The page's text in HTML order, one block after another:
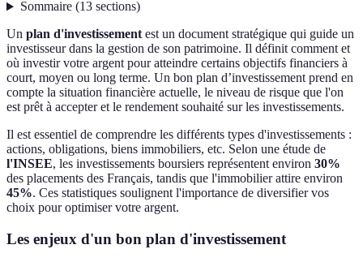
Sommaire(13 sections)
Un plan d'investissementest un document stratégique qui guide un
investisseur dans la gestion de son patrimoine. Il définit comment et
où investir votre argent pour atteindre certains objectifs financiers à
court, moyen ou long terme. Un bon plan d’investissement prend en
compte la situation financière actuelle, le niveau de risque que l'on
est prêt à accepter et le rendement souhaité sur les investissements.
Il est essentiel de comprendre les différents types d'investissements :
actions, obligations, biens immobiliers, etc. Selon une étude de
l'INSEE, les investissements boursiers représentent environ 30%
des placements des Français, tandis que l'immobilier attire environ
45%. Ces statistiques soulignent l'importance de diversifier vos
choix pour optimiser votre argent.
Les enjeux d'un bon plan d'investissement